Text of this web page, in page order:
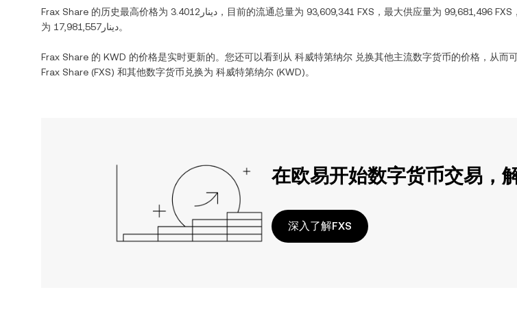
Frax Share 的历史最高价格为 دينار3.4012 ，目前的流通总量为 93,609,341 FXS ，最大供应量为 99,681,496 FXS
为
دينار17,981,557。
Frax Share 的 KWD 的价格是实时更新的。您还可以看到从 科威特第纳尔 兑换其他主流数字货币的价格，从而
Frax Share (FXS) 和其他数字货币兑换为 科威特第纳尔 (KWD)。
在欧易开始数字货币交易，
深入了解FXS